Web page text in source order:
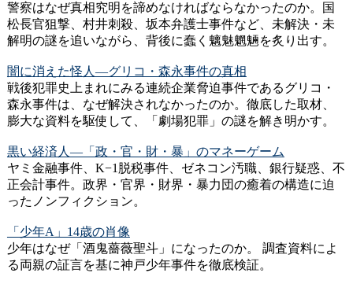
警察はなぜ真相究明を諦めなければならなかったのか。国
松長官狙撃、村井刺殺、坂本弁護士事件など、未解決・未
解明の謎を追いながら、背後に蠢く魑魅魍魎を炙り出す。
闇に消えた怪人―グリコ・森永事件の真相
戦後犯罪史上まれにみる連続企業脅迫事件であるグリコ・
森永事件は、なぜ解決されなかったのか。徹底した取材、
膨大な資料を駆使して、「劇場犯罪」の謎を解き明かす。
黒い経済人―「政・官・財・暴」のマネーゲーム
ヤミ金融事件、K−1脱税事件、ゼネコン汚職、銀行疑惑、不
正会計事件。政界・官界・財界・暴力団の癒着の構造に迫
ったノンフィクション。
「少年A」14歳の肖像
少年はなぜ「酒鬼薔薇聖斗」になったのか。 調査資料によ
る両親の証言を基に神戸少年事件を徹底検証。